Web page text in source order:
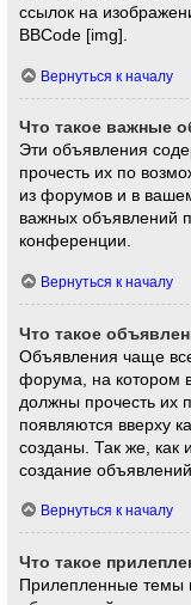
ссылок на
BBCode [img].
Вернуться к началу
Что такое важные
Эти объявления
прочесть их по
из форумов и в
важных объявлений
конференции.
Вернуться к началу
Что такое
Объявления чаще
форума, на котором
должны прочесть их
появляются вверху
созданы. Так же,
создание
Вернуться к началу
Что такое
Прилепленные темы